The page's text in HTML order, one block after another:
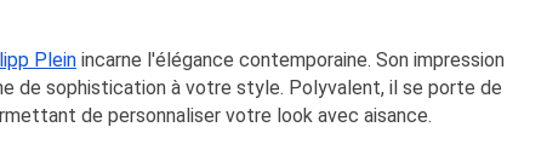
Plein incarne l'élégance contemporaine. Son impression
de sophistication à votre style. Polyvalent, il se porte de
de personnaliser votre look avec aisance.